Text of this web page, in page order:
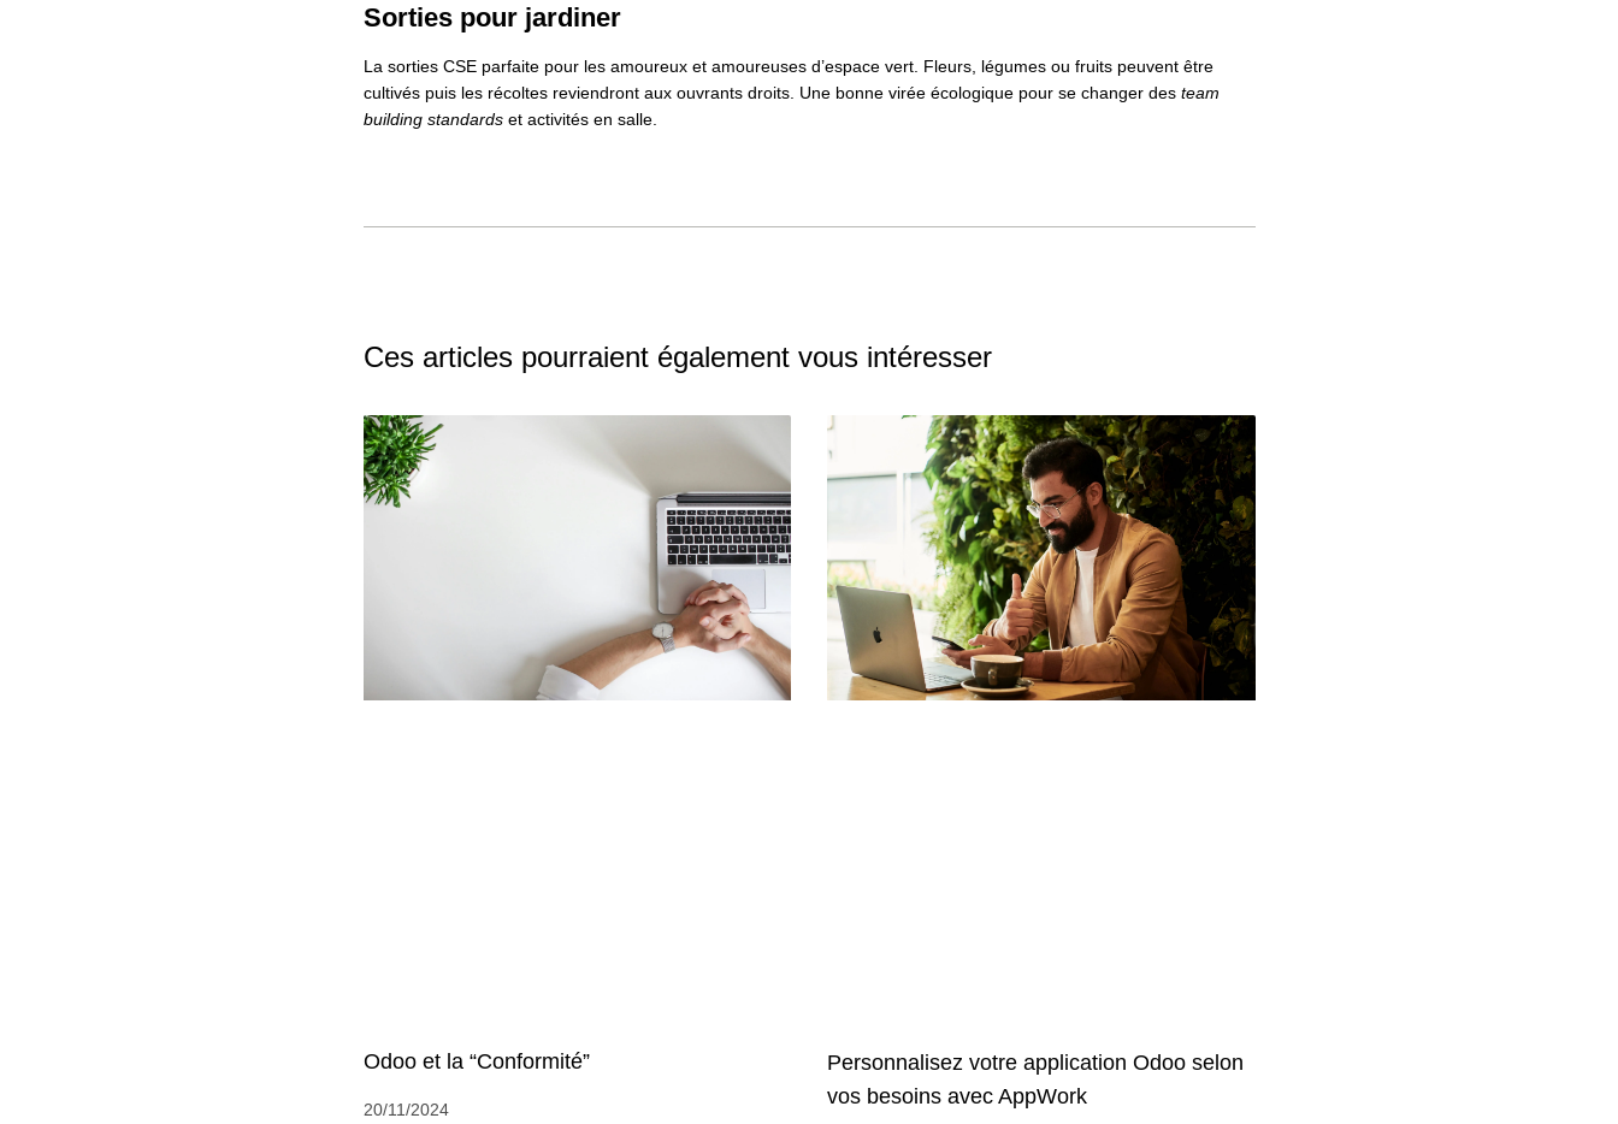
Sorties pour jardiner
La sorties CSE parfaite pour les amoureux et amoureuses d’espace vert. Fleurs, légumes ou fruits peuvent être
cultivés puis les récoltes reviendront aux ouvrants droits. Une bonne virée écologique pour se changer des team
building standards et activités en salle.
Ces articles pourraient également vous intéresser
Odoo et la “Conformité”
20/11/2024
Personnalisez votre application Odoo selon
vos besoins avec AppWork